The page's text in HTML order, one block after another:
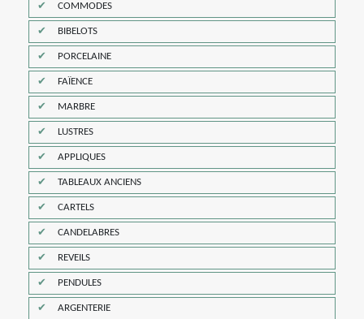
COMMODES
BIBELOTS
PORCELAINE
FAÏENCE
MARBRE
LUSTRES
APPLIQUES
TABLEAUX ANCIENS
CARTELS
CANDELABRES
REVEILS
PENDULES
ARGENTERIE